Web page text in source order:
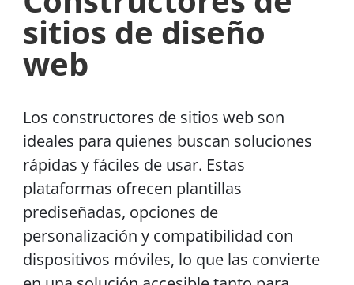
sitios de diseño
web
Los constructores de sitios web son
ideales para quienes buscan soluciones
rápidas y fáciles de usar. Estas
plataformas ofrecen plantillas
prediseñadas, opciones de
personalización y compatibilidad con
dispositivos móviles, lo que las convierte